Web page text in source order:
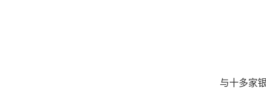
与十多家